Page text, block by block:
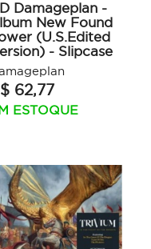
Damageplan -
New Found
(U.S.Edited
- Slipcase
62,77
ESTOQUE